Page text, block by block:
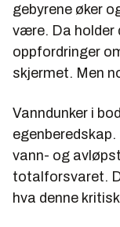
gebyrene øker
være. Da holder
oppfordringer
skjermet. Men
Vanndunker i
vann- og
totalforsvaret.
hva denne